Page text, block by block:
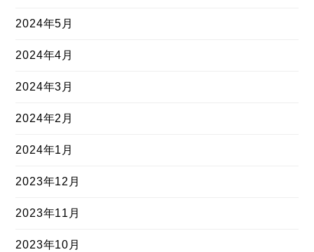
2024年5月
2024年4月
2024年3月
2024年2月
2024年1月
2023年12月
2023年11月
2023年10月